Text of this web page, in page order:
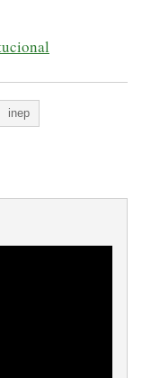
inep